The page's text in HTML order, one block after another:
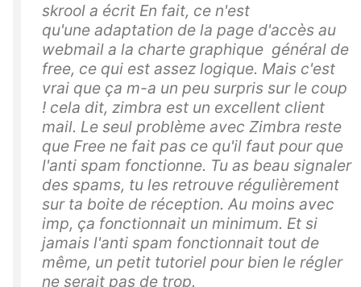
skrool a écrit En fait, ce n'est
qu'une adaptation de la page d'accès au
webmail a la charte graphique général de
free, ce qui est assez logique. Mais c'est
vrai que ça m-a un peu surpris sur le coup
! cela dit, zimbra est un excellent client
mail. Le seul problème avec Zimbra reste
que Free ne fait pas ce qu'il faut pour que
l'anti spam fonctionne. Tu as beau signaler
des spams, tu les retrouve régulièrement
sur ta boite de réception. Au moins avec
imp, ça fonctionnait un minimum. Et si
jamais l'anti spam fonctionnait tout de
même, un petit tutoriel pour bien le régler
ne serait pas de trop.